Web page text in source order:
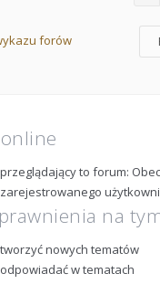
forów
to forum:
na
tworzyć nowych tematów
odpowiadać w tematach